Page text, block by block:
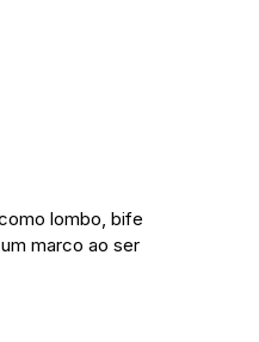
lombo, bife
marco ao ser